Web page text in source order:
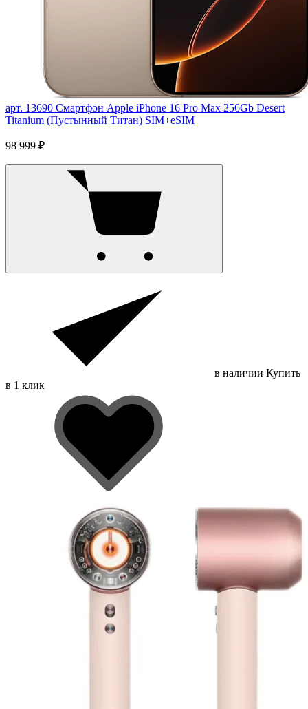
арт. 13690 Смартфон Apple iPhone 16 Pro Max 256Gb Desert
Titanium (Пустынный Титан) SIM+eSIM
98 999 ₽
в наличии Купить
в 1 клик